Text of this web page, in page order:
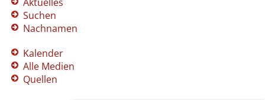
Suchen
Nachnamen
Kalender
Alle Medien
Quellen